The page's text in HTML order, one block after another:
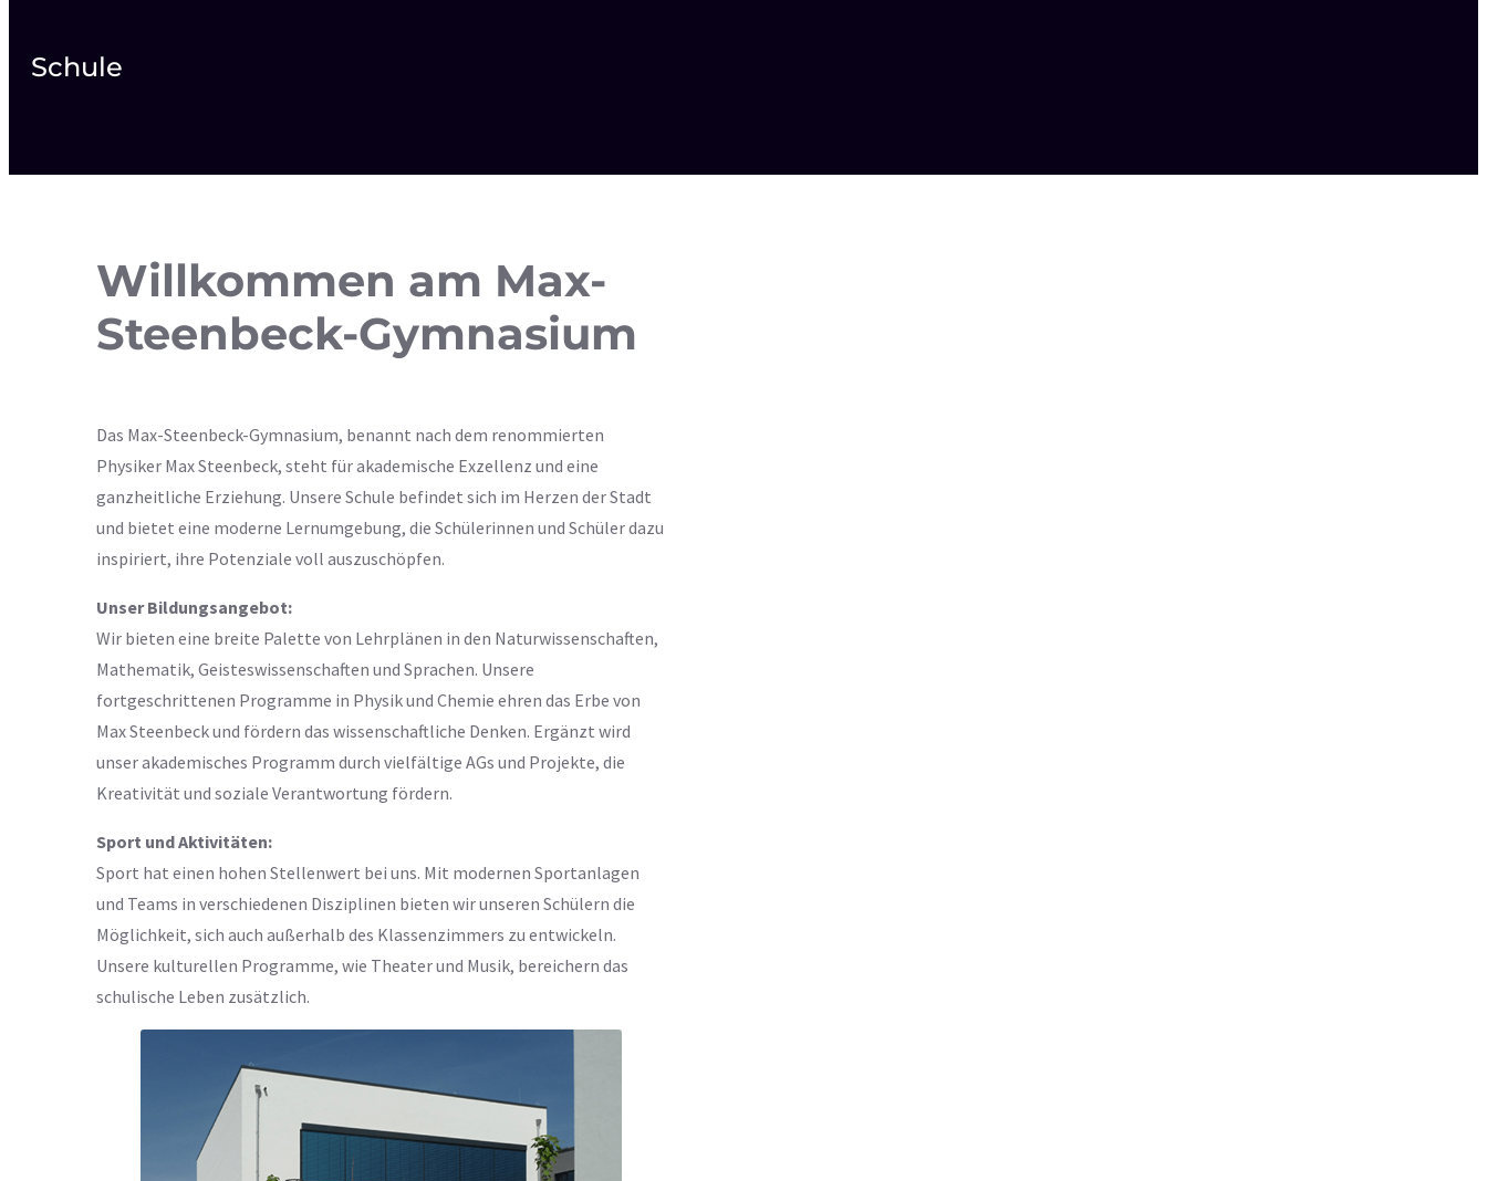
Schule
Willkommen am Max-
Steenbeck-Gymnasium
Das Max-Steenbeck-Gymnasium, benannt nach dem renommierten
Physiker Max Steenbeck, steht für akademische Exzellenz und eine
ganzheitliche Erziehung. Unsere Schule befindet sich im Herzen der Stadt
und bietet eine moderne Lernumgebung, die Schülerinnen und Schüler dazu
inspiriert, ihre Potenziale voll auszuschöpfen.
Unser Bildungsangebot:
Wir bieten eine breite Palette von Lehrplänen in den Naturwissenschaften,
Mathematik, Geisteswissenschaften und Sprachen. Unsere
fortgeschrittenen Programme in Physik und Chemie ehren das Erbe von
Max Steenbeck und fördern das wissenschaftliche Denken. Ergänzt wird
unser akademisches Programm durch vielfältige AGs und Projekte, die
Kreativität und soziale Verantwortung fördern.
Sport und Aktivitäten:
Sport hat einen hohen Stellenwert bei uns. Mit modernen Sportanlagen
und Teams in verschiedenen Disziplinen bieten wir unseren Schülern die
Möglichkeit, sich auch außerhalb des Klassenzimmers zu entwickeln.
Unsere kulturellen Programme, wie Theater und Musik, bereichern das
schulische Leben zusätzlich.